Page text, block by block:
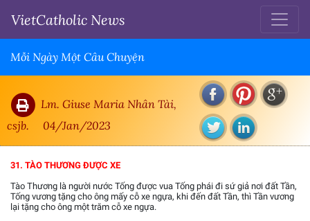
VietCatholic News
Mỗi Ngày Một Câu Chuyện
Lm. Giuse Maria Nhân Tài,
csjb.
04/Jan/2023
31. TÀO THƯƠNG ĐƯỢC XE
Tào Thương là người nước Tống được vua Tống phái đi sứ giả nơi đất Tần,
Tống vương tặng cho ông mấy cỗ xe ngựa, khi đến đất Tần, thì Tần vương
lại tặng cho ông một trăm cỗ xe ngựa.